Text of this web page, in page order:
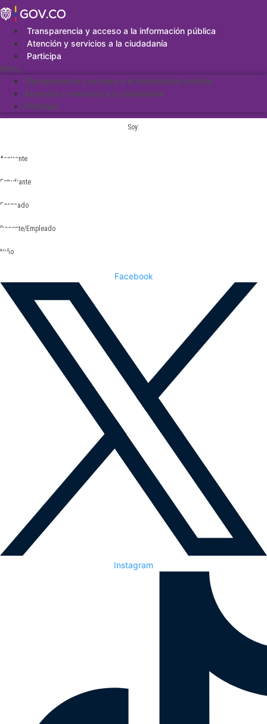
Saltar
al
contenidoTransparencia y acceso a la información pública
Atención y servicios a la ciudadanía
Participa
Menu
Transparencia y acceso a la información pública
Atención y servicios a la ciudadanía
Participa
Soy:
Aspirante
Estudiante
Egresado
Docente/Empleado
Niño
Facebook
Instagram